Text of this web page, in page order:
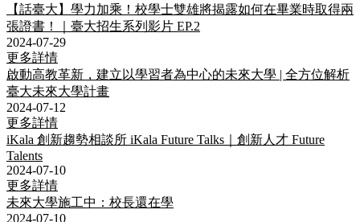
【話臺大】學力加乘！校學士雙雄將揭露如何在畢業時取得兩
張證書！｜臺大招生系列影片 EP.2
2024-07-29
更多詳情
啟動高教革新，建立以學習者為中心的未來大學 | 全方位解析
臺大未來大學計畫
2024-07-12
更多詳情
iKala 創新趨勢相談所 iKala Future Talks｜創新人才 Future
Talents
2024-07-10
更多詳情
未來大學施工中：校長還在學
2024-07-10